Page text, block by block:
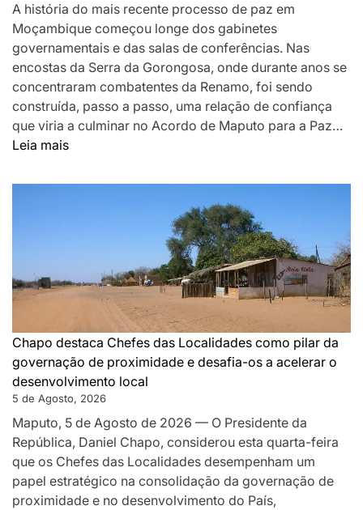
A história do mais recente processo de paz em
Moçambique começou longe dos gabinetes
governamentais e das salas de conferências. Nas
encostas da Serra da Gorongosa, onde durante anos se
concentraram combatentes da Renamo, foi sendo
construída, passo a passo, uma relação de confiança
que viria a culminar no Acordo de Maputo para a Paz…
Leia mais:
MONTANHA
DA
PAZ
SILENCIOU
AS
ARMAS
EM
MOÇAMBIQUE
Chapo destaca Chefes das Localidades como pilar da
governação de proximidade e desafia-os a acelerar o
desenvolvimento local
5 de Agosto, 2026
Maputo, 5 de Agosto de 2026 — O Presidente da
República, Daniel Chapo, considerou esta quarta-feira
que os Chefes das Localidades desempenham um
papel estratégico na consolidação da governação de
proximidade e no desenvolvimento do País,